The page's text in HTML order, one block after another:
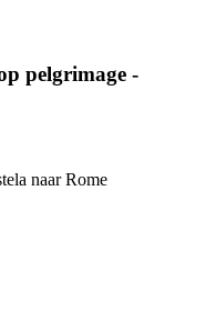
pelgrimage -
naar Rome